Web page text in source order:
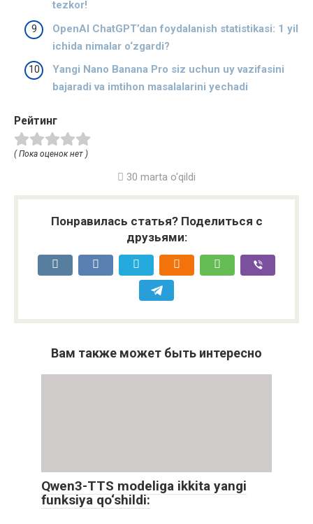
tezkor!
OpenAI ChatGPT’dan foydalanish statistikasi: 1 yil
ichida nimalar o‘zgardi?
Yangi Nano Banana Pro siz uchun uy vazifasini
bajaradi va imtihon masalalarini yechadi
Рейтинг
( Пока оценок нет )
30 marta o'qildi
Понравилась статья? Поделиться с
друзьями:
Вам также может быть интересно
Qwen3-TTS modeliga ikkita yangi
funksiya qo‘shildi: